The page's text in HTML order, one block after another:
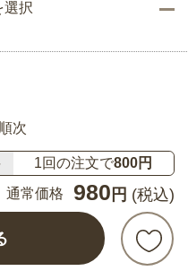
選択
次
1回の注文で800円
通常価格
980 円 (税込)